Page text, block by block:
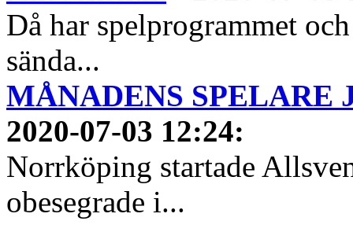
Då har spelprogrammet
sända...
MÅNADENS SPELARE
2020-07-03 12:24:
Norrköping startade
obesegrade i...